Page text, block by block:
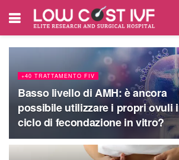
+40 TRATTAMENTO FIV
Basso livello di AMH: è ancora
possibile utilizzare i propri ovuli
ciclo di fecondazione in vitro?